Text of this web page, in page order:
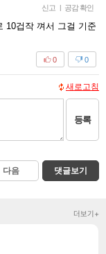
신고 | 공감 확인
10겁작 껴서 그걸 기준
0
0
새로고침
등록
다음 댓글보기
더보기+